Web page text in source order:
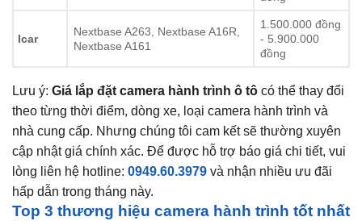
Icar
Nextbase A263, Nextbase A16R,
Nextbase A161
1.500.000 đồng
- 5.900.000
đồng
Lưu ý: Giá lắp đặt camera hành trình ô tô có thể thay đổi
theo từng thời điểm, dòng xe, loại camera hành trình và
nhà cung cấp. Nhưng chúng tôi cam kết sẽ thường xuyên
cập nhật giá chính xác. Để được hỗ trợ báo giá chi tiết, vui
lòng liên hệ hotline: 0949.60.3979 và nhận nhiều ưu đãi
hấp dẫn trong tháng này.
Top 3 thương hiệu camera hành trình tốt nhất